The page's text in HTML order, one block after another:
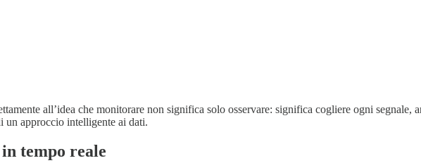
all’idea che monitorare non significa solo osservare: significa cogliere ogni
un approccio intelligente ai dati.
tempo reale